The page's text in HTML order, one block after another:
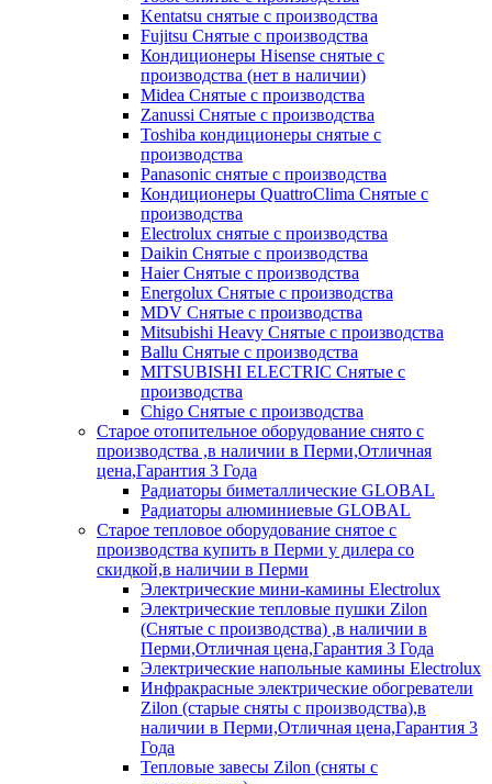
Kentatsu снятые с производства
Fujitsu Снятые с производства
Кондиционеры Hisense снятые с
производства (нет в наличии)
Midea Снятые с производства
Zanussi Снятые с производства
Toshiba кондиционеры снятые с
производства
Panasonic снятые с производства
Кондиционеры QuattroClima Снятые с
производства
Electrolux снятые с производства
Daikin Снятые с производства
Haier Снятые с производства
Energolux Снятые с производства
MDV Снятые с производства
Mitsubishi Heavy Снятые с производства
Ballu Снятые с производства
MITSUBISHI ELECTRIC Снятые с
производства
Chigo Снятые с производства
Старое отопительное оборудование снято с
производства ,в наличии в Перми,Отличная
цена,Гарантия 3 Года
Радиаторы биметаллические GLOBAL
Радиаторы алюминиевые GLOBAL
Старое тепловое оборудование снятое с
производства купить в Перми у дилера со
скидкой,в наличии в Перми
Электрические мини-камины Electrolux
Электрические тепловые пушки Zilon
(Снятые с производства) ,в наличии в
Перми,Отличная цена,Гарантия 3 Года
Электрические напольные камины Electrolux
Инфракрасные электрические обогреватели
Zilon (старые сняты с производства),в
наличии в Перми,Отличная цена,Гарантия 3
Года
Тепловые завесы Zilon (сняты с